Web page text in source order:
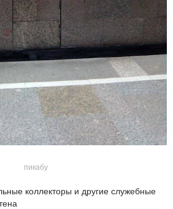
пикабу
коллекторы и другие служебные